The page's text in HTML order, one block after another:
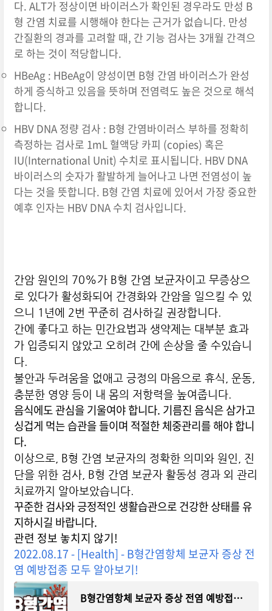
다. ALT가 정상이면 바이러스가 확인된 경우라도 만성 B
형 간염 치료를 시행해야 한다는 근거가 없습니다. 만성
간질환의 경과를 고려할 때, 간 기능 검사는 3개월 간격으
로 하는 것이 적당합니다.
HBeAg : HBeAg이 양성이면 B형 간염 바이러스가 완성
하게 증식하고 있음을 뜻하며 전염력도 높은 것으로 해석
합니다.
HBV DNA 정량 검사 : B형 간염바이러스 부하를 정확히
측정하는 검사로 1mL 혈액당 카피 (copies) 혹은
IU(International Unit) 수치로 표시됩니다. HBV DNA
바이러스의 숫자가 활발하게 늘어나고 나면 전염성이 높
다는 것을 뜻합니다. B형 간염 치료에 있어서 가장 중요한
예후 인자는 HBV DNA수치 검사입니다.
간암 원인의 70%가 B형 간염 보균자이고 무증상으
로 있다가 활성화되어 간경화와 간암을 일으킬 수 있
으니 1년에 2번 꾸준히 검사하길 권장합니다.
간에 좋다고 하는 민간요법과 생약제는 대부분 효과
가 입증되지 않았고 오히려 간에 손상을 줄 수있습니
다.
불안과 두려움을 없애고 긍정의 마음으로 휴식, 운동,
충분한 영양 등이 내 몸의 저항력을 높여줍니다.
음식에도 관심을 기울여야 합니다. 기름진 음식은 삼가고
싱겁게 먹는 습관을 들이며 적절한 체중관리를 해야 합니
다.
이상으로, B형 간염 보균자의 정확한 의미와 원인, 진
단을 위한 검사, B형 간염 보균자 활동성 경과 외 관리
치료까지 알아보았습니다.
꾸준한 검사와 긍정적인 생활습관으로 건강한 상태를 유
지하시길 바랍니다.
관련 정보 놓치지 않기!
2022.08.17 - [Health] - B형간염항체 보균자 증상 전
염 예방접종 모두 알아보기!
B형간염항체 보균자 증상 전염 예방접종 모두 알아보기!